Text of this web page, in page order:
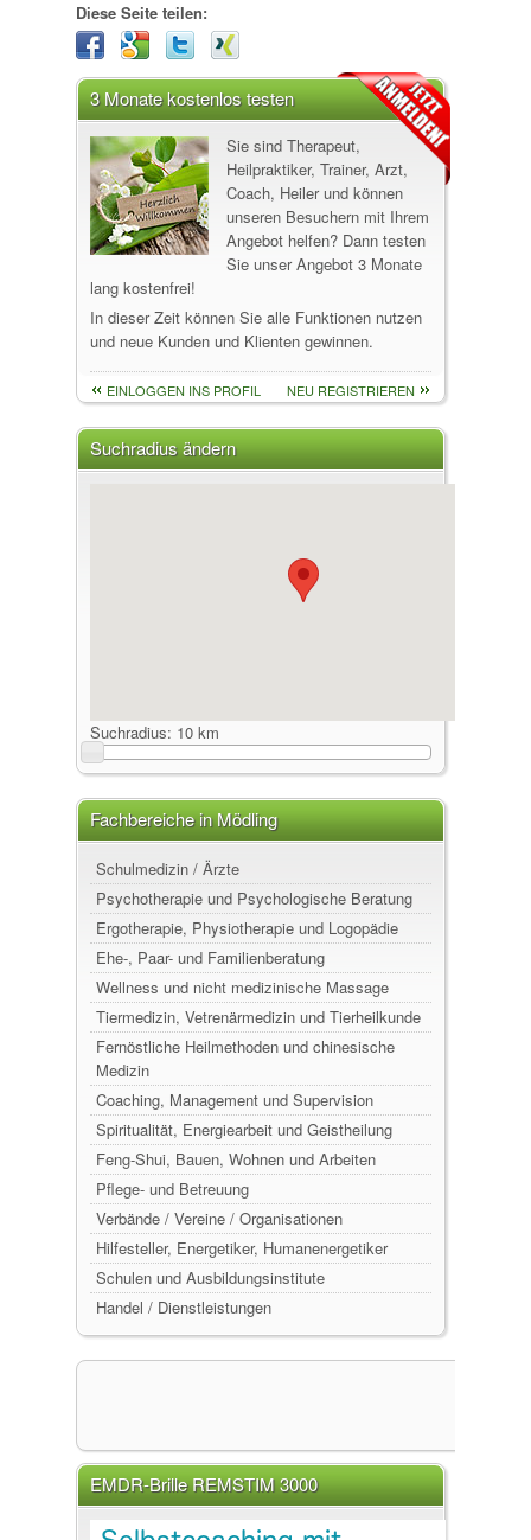
Diese Seite teilen:
3 Monate kostenlos testen
Sie sind Therapeut,
Heilpraktiker, Trainer, Arzt,
Coach, Heiler und können
unseren Besuchern mit Ihrem
Angebot helfen? Dann testen
Sie unser Angebot 3 Monate
lang kostenfrei!
In dieser Zeit können Sie alle Funktionen nutzen
und neue Kunden und Klienten gewinnen.
EINLOGGEN INS PROFIL NEU REGISTRIEREN
Suchradius ändern
Suchradius: 10 km
Fachbereiche in Mödling
Schulmedizin / Ärzte
Psychotherapie und Psychologische Beratung
Ergotherapie, Physiotherapie und Logopädie
Ehe-, Paar- und Familienberatung
Wellness und nicht medizinische Massage
Tiermedizin, Vetrenärmedizin und Tierheilkunde
Fernöstliche Heilmethoden und chinesische
Medizin
Coaching, Management und Supervision
Spiritualität, Energiearbeit und Geistheilung
Feng-Shui, Bauen, Wohnen und Arbeiten
Pflege- und Betreuung
Verbände / Vereine / Organisationen
Hilfesteller, Energetiker, Humanenergetiker
Schulen und Ausbildungsinstitute
Handel / Dienstleistungen
EMDR-Brille REMSTIM 3000